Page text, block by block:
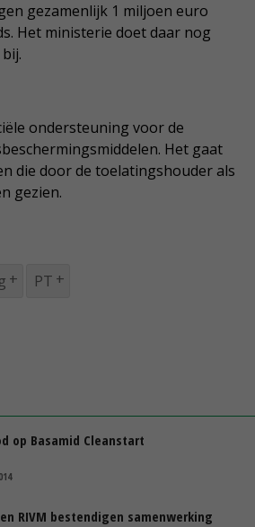
gezamenlijk 1 miljoen euro
Het ministerie doet daar nog
ondersteuning voor de
Het gaat
die door de toelatingshouder als
gezien.
PT
op Basamid Cleanstart
RIVM bestendigen samenwerking